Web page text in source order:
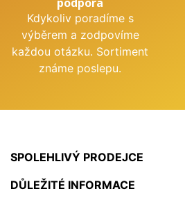
Kdykoliv poradíme s
výběrem a zodpovíme
každou otázku. Sortiment
známe poslepu.
SPOLEHLIVÝ PRODEJCE
DŮLEŽITÉ INFORMACE